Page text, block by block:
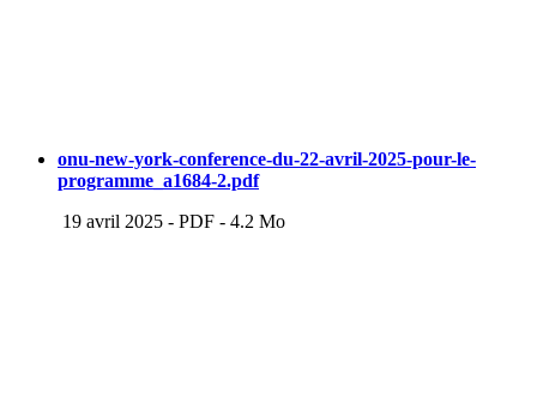
onu-new-york-conference-du-22-avril-2025-pour-le-
programme_a1684-2.pdf
19 avril 2025 - PDF - 4.2 Mo